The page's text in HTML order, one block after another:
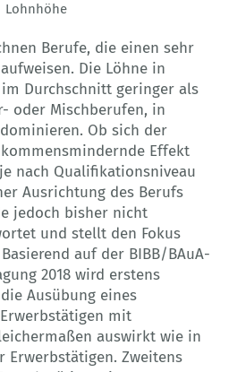
Lohnhöhe
Berufe, die einen sehr
Die Löhne in
Durchschnitt geringer als
oder Mischberufen, in
Ob sich der
Effekt
nach Qualifikationsniveau
Ausrichtung des Berufs
jedoch bisher nicht
und stellt den Fokus
auf der BIBB/BAuA-
2018 wird erstens
Ausübung eines
mit
auswirkt wie in
Erwerbstätigen. Zweitens